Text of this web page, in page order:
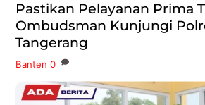
Pastikan Pelayanan Prima
Ombudsman Kunjungi
Tangerang
Banten 0